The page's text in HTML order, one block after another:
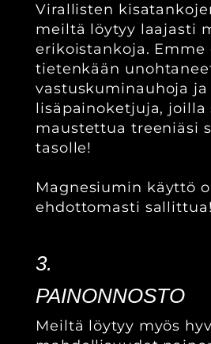
Virallisten
meiltä löytyy laajasti
erikoistankoja. Emme
tietenkään
vastuskuminauhoja ja
lisäpainoketjuja, joilla
maustettua treeniäsi
tasolle!
Magnesiumin käyttö
ehdottomasti sallittua!
3.
PAINONNOSTO
Meiltä löytyy myös